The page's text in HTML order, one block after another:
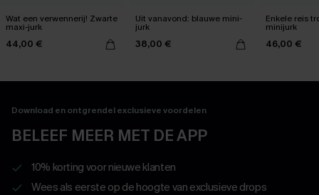
Wat een verwennerij! Zwarte
maxi-jurk
44,00 €
Uit vanavond: blauwe mini-
jurk
38,00 €
Enkele reis
minijurk
46,00 €
Download en ontgrendel exclusieve voordelen
BELEEF MEER MET DE APP
10% korting voor nieuwe klanten
Wees als eerste op de hoogte van exclusieve drops